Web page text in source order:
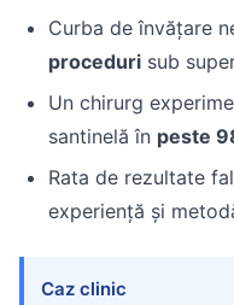
Curba de învățare
proceduri sub
Un chirurg
santinelă în peste
Rata de rezultate
experiență și
Caz clinic